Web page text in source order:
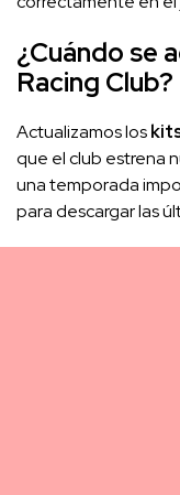
¿Cuándo se
Racing Club?
Actualizamos los
que el club estrena
una temporada
para descargar las